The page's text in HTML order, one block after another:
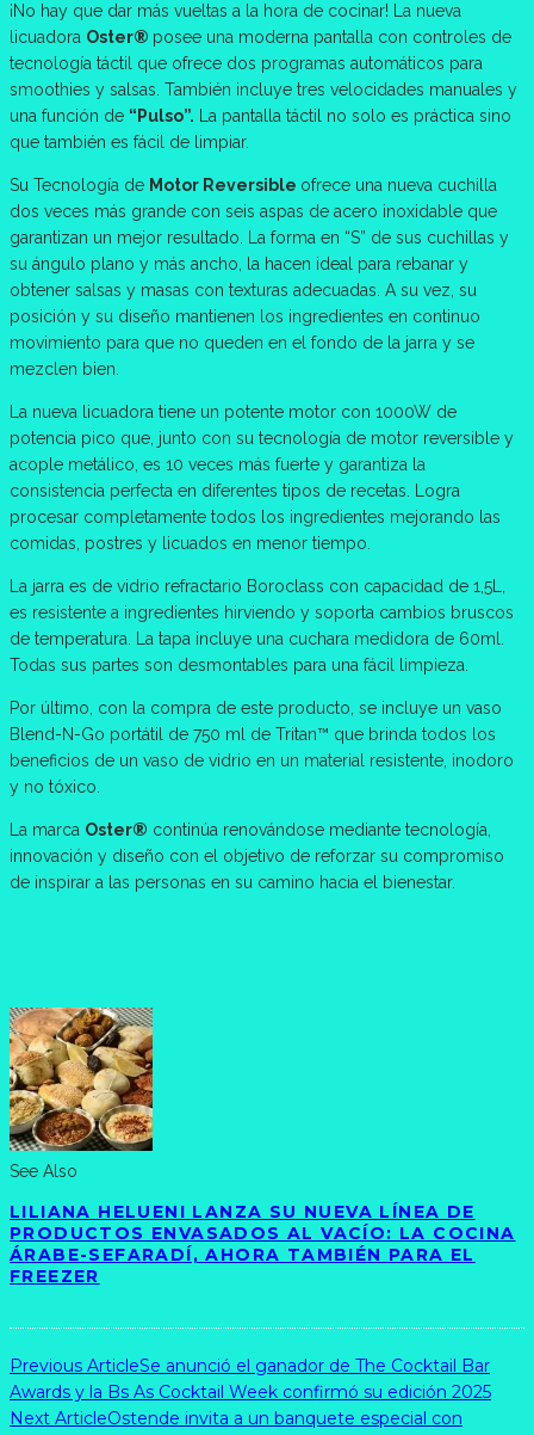
¡No hay que dar más vueltas a la hora de cocinar! La nueva
licuadora Oster® posee una moderna pantalla con controles de
tecnología táctil que ofrece dos programas automáticos para
smoothies y salsas. También incluye tres velocidades manuales y
una función de “Pulso”. La pantalla táctil no solo es práctica sino
que también es fácil de limpiar.
Su Tecnología de Motor Reversible ofrece una nueva cuchilla
dos veces más grande con seis aspas de acero inoxidable que
garantizan un mejor resultado. La forma en “S” de sus cuchillas y
su ángulo plano y más ancho, la hacen ideal para rebanar y
obtener salsas y masas con texturas adecuadas. A su vez, su
posición y su diseño mantienen los ingredientes en continuo
movimiento para que no queden en el fondo de la jarra y se
mezclen bien.
La nueva licuadora tiene un potente motor con 1000W de
potencia pico que, junto con su tecnología de motor reversible y
acople metálico, es 10 veces más fuerte y garantiza la
consistencia perfecta en diferentes tipos de recetas. Logra
procesar completamente todos los ingredientes mejorando las
comidas, postres y licuados en menor tiempo.
La jarra es de vidrio refractario Boroclass con capacidad de 1,5L,
es resistente a ingredientes hirviendo y soporta cambios bruscos
de temperatura. La tapa incluye una cuchara medidora de 60ml.
Todas sus partes son desmontables para una fácil limpieza.
Por último, con la compra de este producto, se incluye un vaso
Blend-N-Go portátil de 750 ml de Tritan™ que brinda todos los
beneficios de un vaso de vidrio en un material resistente, inodoro
y no tóxico.
La marca Oster® continúa renovándose mediante tecnología,
innovación y diseño con el objetivo de reforzar su compromiso
de inspirar a las personas en su camino hacia el bienestar.
See Also
LILIANA HELUENI LANZA SU NUEVA LÍNEA DE
PRODUCTOS ENVASADOS AL VACÍO: LA COCINA
ÁRABE-SEFARADÍ, AHORA TAMBIÉN PARA EL
FREEZER
Previous ArticleSe anunció el ganador de The Cocktail Bar
Awards y la Bs As Cocktail Week confirmó su edición 2025
Next ArticleOstende invita a un banquete especial con